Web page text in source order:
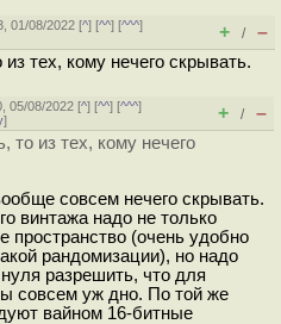
01/08/2022 [^] [^^] [^^^]
+ / –
тех, кому нечего скрывать.
05/08/2022 [^] [^^] [^^^]
] + / –
то из тех, кому нечего
совсем нечего скрывать.
винтажа надо не только
пространство (очень удобно
рандомизации), но надо
разрешить, что для
совсем уж дно. По той же
вайном 16-битные